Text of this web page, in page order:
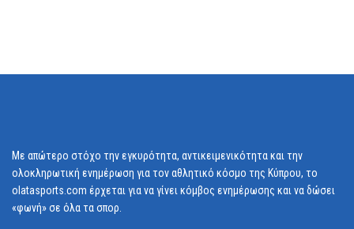
Με απώτερο στόχο την εγκυρότητα, αντικειμενικότητα και την
ολοκληρωτική ενημέρωση για τον αθλητικό κόσμο της Κύπρου, το
olatasports.com έρχεται για να γίνει κόμβος ενημέρωσης και να δώσει
«φωνή» σε όλα τα σπορ.